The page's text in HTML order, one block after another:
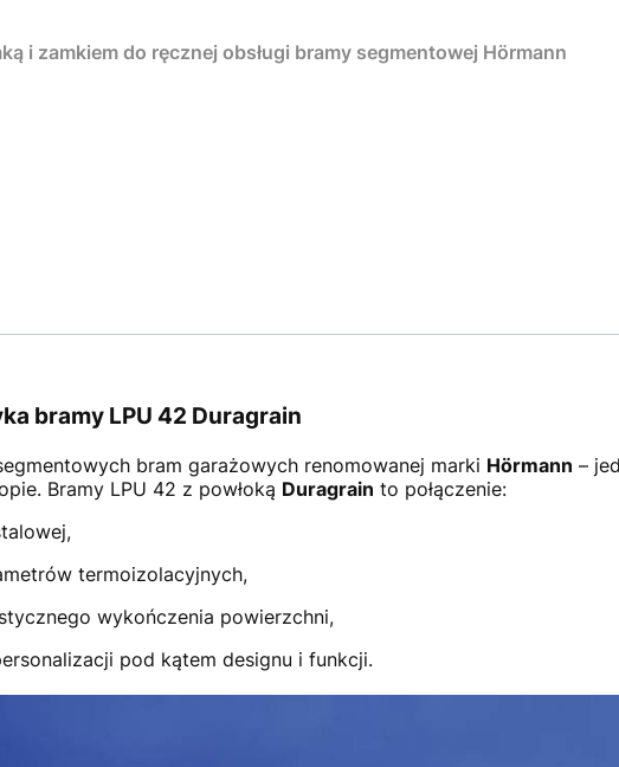
i zamkiem do ręcznej obsługi bramy segmentowej Hörmann
bramy LPU 42 Duragrain
bram garażowych renomowanej marki Hörmann –
Bramy LPU 42 z powłoką Duragrain to połączenie:
termoizolacyjnych,
wykończenia powierzchni,
pod kątem designu i funkcji.